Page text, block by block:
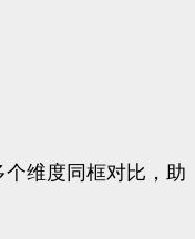
维度同框对比，助